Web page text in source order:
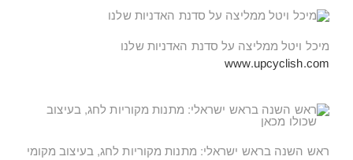
מיכל ויטל ממליצה על סדנת האדניות שלנו
www.upcyclish.com
ראש השנה בראש ישראלי: מתנות מקוריות לחג, בעיצוב מקומי